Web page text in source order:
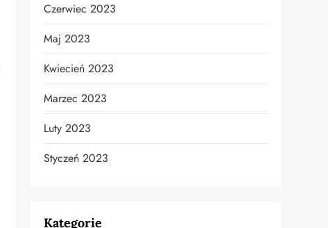
Czerwiec 2023
Maj 2023
Kwiecień 2023
Marzec 2023
Luty 2023
Styczeń 2023
Kategorie